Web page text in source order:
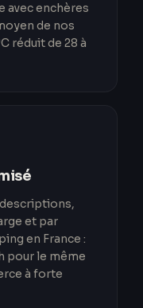
avec enchères
de nos
réduit de 28 à
et par
en France :
pour le même
à forte